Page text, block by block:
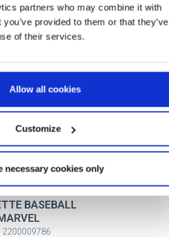
partners who may combine it with
provided to them or that they’ve
of their services.
Allow all cookies
Customize
necessary cookies only
MARVEL
BASEBALL
2200009786